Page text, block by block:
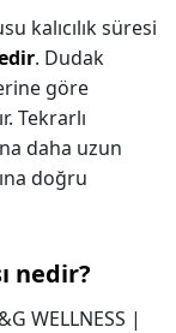
kalıcılık süresi
. Dudak
göre
Tekrarlı
daha uzun
doğru
nedir?
WELLNESS |